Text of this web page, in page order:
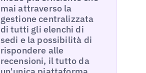
mai attraverso la
gestione centralizzata
di tutti gli elenchi di
sedi e la possibilità di
rispondere alle
recensioni, il tutto da